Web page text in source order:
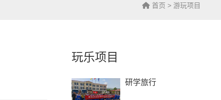
首页 > 游玩项目
玩乐项目
研学旅行